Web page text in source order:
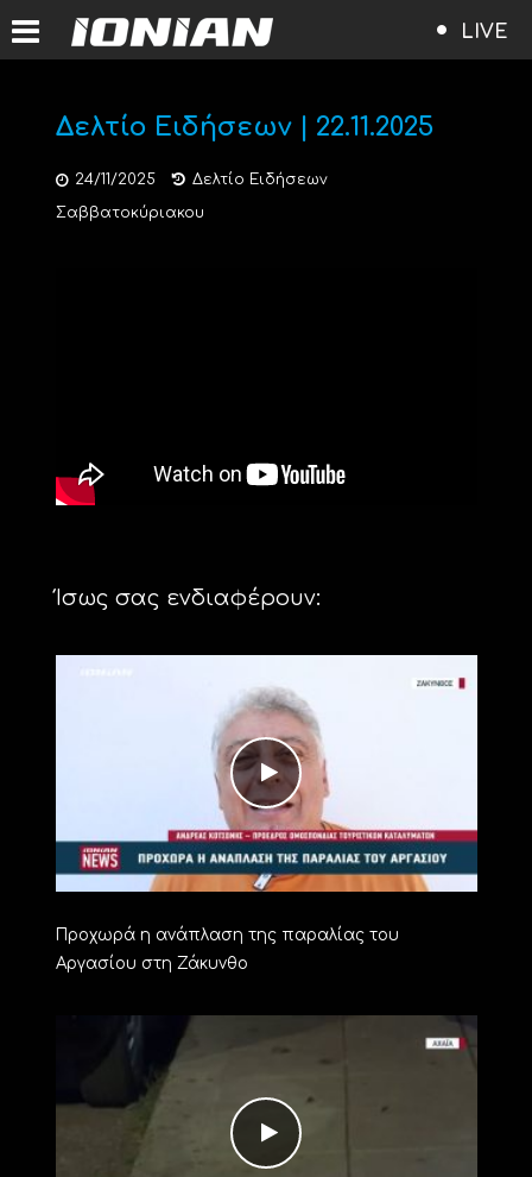
LIVE
Δελτίο Ειδήσεων | 22.11.2025
24/11/2025
Δελτίο Ειδήσεων
Σαββατοκύριακου
Ίσως σας ενδιαφέρουν:
Προχωρά η ανάπλαση της παραλίας του
Αργασίου στη Ζάκυνθο